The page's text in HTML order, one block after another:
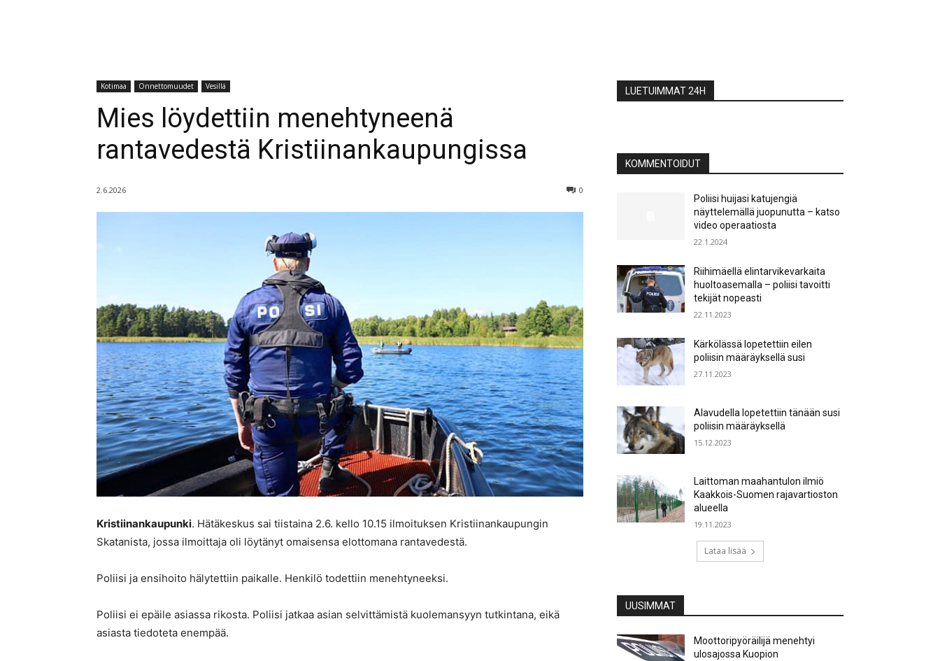
Kotimaa Onnettomuudet Vesillä
Mies löydettiin menehtyneenä
rantavedestä Kristiinankaupungissa
2.6.2026 0
Kristiinankaupunki. Hätäkeskus sai tiistaina 2.6. kello 10.15 ilmoituksen Kristiinankaupungin
Skatanista, jossa ilmoittaja oli löytänyt omaisensa elottomana rantavedestä.
Poliisi ja ensihoito hälytettiin paikalle. Henkilö todettiin menehtyneeksi.
Poliisi ei epäile asiassa rikosta. Poliisi jatkaa asian selvittämistä kuolemansyyn tutkintana, eikä
asiasta tiedoteta enempää.
LUETUIMMAT 24H
KOMMENTOIDUT
Poliisi huijasi katujengiä
näyttelemällä juopunutta – katso
video operaatiosta
22.1.2024
Riihimäellä elintarvikevarkaita
huoltoasemalla – poliisi tavoitti
tekijät nopeasti
22.11.2023
Kärkölässä lopetettiin eilen
poliisin määräyksellä susi
27.11.2023
Alavudella lopetettiin tänään susi
poliisin määräyksellä
15.12.2023
Laittoman maahantulon ilmiö
Kaakkois-Suomen rajavartioston
alueella
19.11.2023
Lataa lisää
UUSIMMAT
Moottoripyöräilijä menehtyi
ulosajossa Kuopion